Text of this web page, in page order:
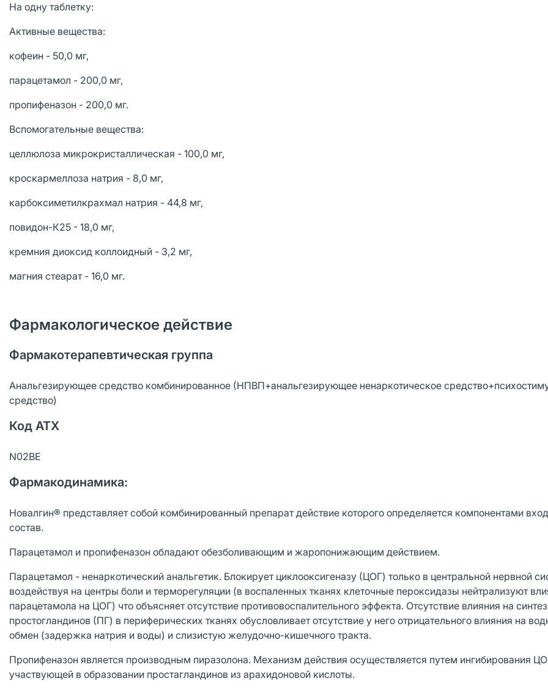
На одну таблетку:
Активные вещества:
кофеин - 50,0 мг,
парацетамол - 200,0 мг,
пропифеназон - 200,0 мг.
Вспомогательные вещества:
целлюлоза микрокристаллическая - 100,0 мг,
кроскармеллоза натрия - 8,0 мг,
карбоксиметилкрахмал натрия - 44,8 мг,
повидон-К25 - 18,0 мг,
кремния диоксид коллоидный - 3,2 мг,
магния стеарат - 16,0 мг.
Фармакологическое действие
Фармакотерапевтическая группа
Анальгезирующее средство комбинированное (НПВП+анальгезирующее ненаркотическое
средство)
Код АТХ
N02BE
Фармакодинамика:
Новалгин® представляет собой комбинированный препарат действие которого определяется компонентами
состав.
Парацетамол и пропифеназон обладают обезболивающим и жаропонижающим действием.
Парацетамол - ненаркотический анальгетик. Блокирует циклооксигеназу (ЦОГ) только в центральной нервной
воздействуя на центры боли и терморегуляции (в воспаленных тканях клеточные пероксидазы нейтрализуют
парацетамола на ЦОГ) что объясняет отсутствие противовоспалительного эффекта. Отсутствие влияния на синтез
простогландинов (ПГ) в периферических тканях обусловливает отсутствие у него отрицательного влияния на
обмен (задержка натрия и воды) и слизистую желудочно-кишечного тракта.
Пропифеназон является производным пиразолона. Механизм действия осуществляется путем ингибирования
участвующей в образовании простагландинов из арахидоновой кислоты.